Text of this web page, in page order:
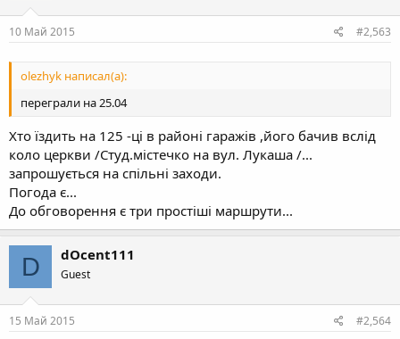
10 Май 2015 #2,563
olezhyk написал(а):
переграли на 25.04
Хто їздить на 125 -ці в районі гаражів ,його бачив вслід
коло церкви /Студ.містечко на вул. Лукаша /...
запрошується на спільні заходи.
Погода є...
До обговорення є три простіші маршрути...
D dOcent111
Guest
15 Май 2015 #2,564